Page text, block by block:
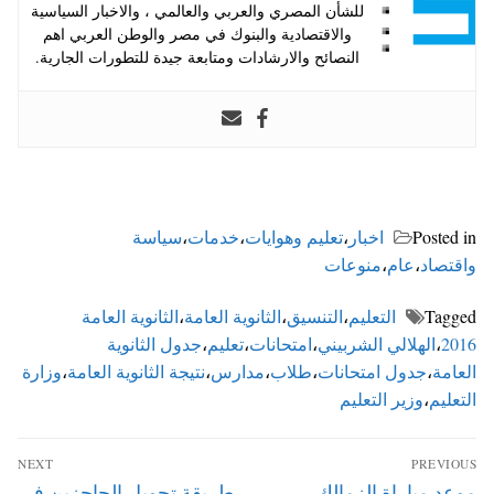
للشأن المصري والعربي والعالمي ، والاخبار السياسية
والاقتصادية والبنوك في مصر والوطن العربي اهم
النصائح والارشادات ومتابعة جيدة للتطورات الجارية.
Posted in اخبار ،تعليم وهوايات،خدمات،سياسة
واقتصاد،عام،منوعات
Tagged التعليم،التنسيق،الثانوية العامة،الثانوية العامة
2016،الهلالي الشربيني،امتحانات،تعليم،جدول الثانوية
العامة،جدول امتحانات،طلاب،مدارس،نتيجة الثانوية العامة،وزارة
التعليم،وزير التعليم
تصفّح
PREVIOUS
Previous
NEXT
Next